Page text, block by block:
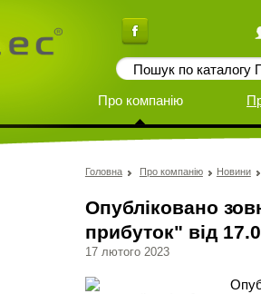
Про компанію
Головна Про компанію Новини
Опубліковано
прибуток" від
17 лютого 2023